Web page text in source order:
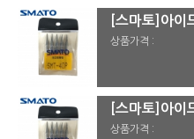
상품가격 :
상품가격 :